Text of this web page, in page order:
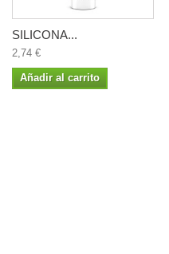
SILICONA...
2,74 €
Añadir al carrito